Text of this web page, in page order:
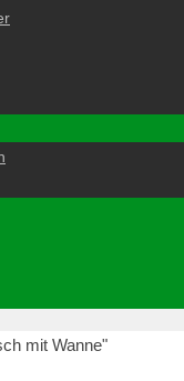
mit Wanne"